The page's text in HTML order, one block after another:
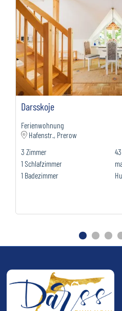
Darsskoje
Ferienwohnung
Hafenstr., Prerow
3 Zimmer
1 Schlafzimmer
1 Badezimmer
Gehe zu
Gehe